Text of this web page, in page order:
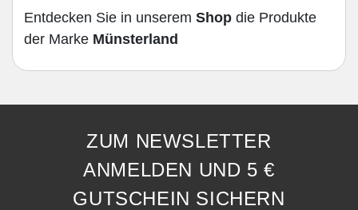
Entdecken Sie in unserem Shop die Produkte
der Marke Münsterland
ZUM NEWSLETTER
ANMELDEN UND 5 €
GUTSCHEIN SICHERN